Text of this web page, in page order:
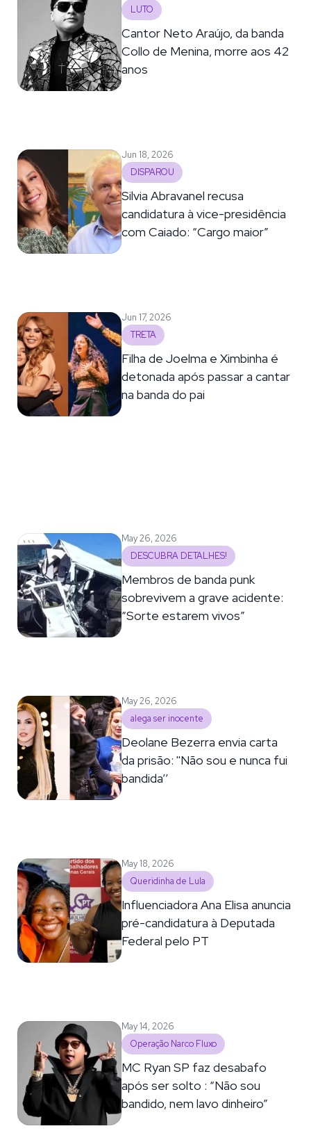
LUTO
Cantor Neto Araújo, da banda
Collo de Menina, morre aos 42
anos
Jun 18, 2026
DISPAROU
Silvia Abravanel recusa
candidatura à vice-presidência
com Caiado: “Cargo maior”
Jun 17, 2026
TRETA
Filha de Joelma e Ximbinha é
detonada após passar a cantar
na banda do pai
May 26, 2026
DESCUBRA DETALHES!
Membros de banda punk
sobrevivem a grave acidente:
“Sorte estarem vivos”
May 26, 2026
alega ser inocente
Deolane Bezerra envia carta
da prisão: ''Não sou e nunca fui
bandida’’
May 18, 2026
Queridinha de Lula
Influenciadora Ana Elisa anuncia
pré-candidatura à Deputada
Federal pelo PT
May 14, 2026
Operação Narco Fluxo
MC Ryan SP faz desabafo
após ser solto : “Não sou
bandido, nem lavo dinheiro”